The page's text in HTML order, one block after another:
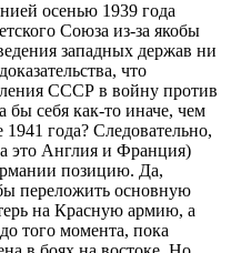
осенью 1939 года
Союза из-за якобы
западных держав ни
что
СССР в войну против
бы себя как-то иначе, чем
года? Следовательно,
это Англия и Франция)
позицию. Да,
переложить основную
на Красную армию, а
того момента, пока